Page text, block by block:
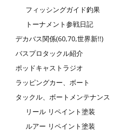
フィッシングガイド釣果
トーナメント参戦日記
デカバス関係(60,70,世界新!!)
バスプロタックル紹介
ポッドキャストラジオ
ラッピングカー、ボート
タックル、ボートメンテナンス
リール リペイント塗装
ルアー リペイント塗装